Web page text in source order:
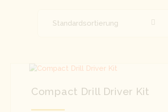
Compact Drill Driver Kit